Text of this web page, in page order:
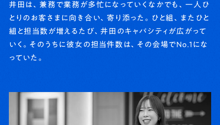
井田は、兼務で業務が多忙になっていくなかでも、一人ひ
とりのお客さまに向き合い、寄り添った。ひと組、またひと
組と担当数が増えるたび、井田のキャパシティが広がって
いく。そのうちに彼女の担当件数は、その会場でNo.1にな
っていた。